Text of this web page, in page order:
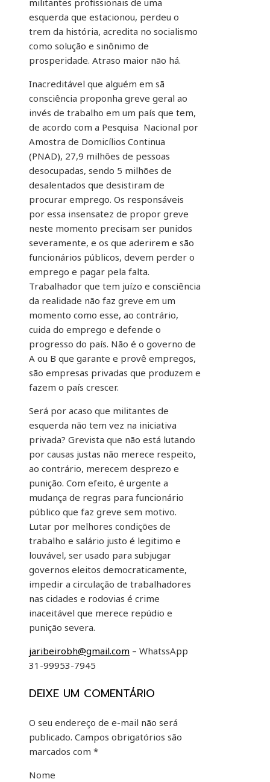
militantes profissionais de uma
esquerda que estacionou, perdeu o
trem da história, acredita no socialismo
como solução e sinônimo de
prosperidade. Atraso maior não há.
Inacreditável que alguém em sã
consciência proponha greve geral ao
invés de trabalho em um país que tem,
de acordo com a Pesquisa Nacional por
Amostra de Domicílios Continua
(PNAD), 27,9 milhões de pessoas
desocupadas, sendo 5 milhões de
desalentados que desistiram de
procurar emprego. Os responsáveis
por essa insensatez de propor greve
neste momento precisam ser punidos
severamente, e os que aderirem e são
funcionários públicos, devem perder o
emprego e pagar pela falta.
Trabalhador que tem juízo e consciência
da realidade não faz greve em um
momento como esse, ao contrário,
cuida do emprego e defende o
progresso do país. Não é o governo de
A ou B que garante e provê empregos,
são empresas privadas que produzem e
fazem o país crescer.
Será por acaso que militantes de
esquerda não tem vez na iniciativa
privada? Grevista que não está lutando
por causas justas não merece respeito,
ao contrário, merecem desprezo e
punição. Com efeito, é urgente a
mudança de regras para funcionário
público que faz greve sem motivo.
Lutar por melhores condições de
trabalho e salário justo é legitimo e
louvável, ser usado para subjugar
governos eleitos democraticamente,
impedir a circulação de trabalhadores
nas cidades e rodovias é crime
inaceitável que merece repúdio e
punição severa.
jaribeirobh@gmail.com – WhatssApp
31-99953-7945
DEIXE UM COMENTÁRIO
O seu endereço de e-mail não será
publicado. Campos obrigatórios são
marcados com *
Nome